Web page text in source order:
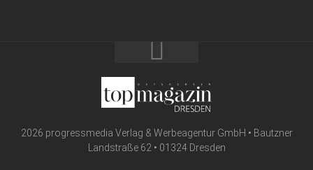
2026 progressmedia Verlag & Werbeagentur GmbH • Bautzner
Landstraße 62 • 01324 Dresden